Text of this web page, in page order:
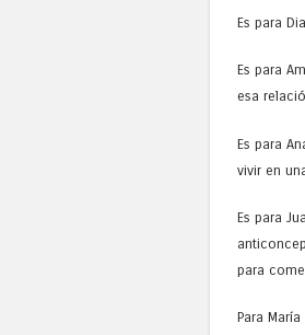
Es para
Es para
esa
Es para
vivir en
Es para
para
Para